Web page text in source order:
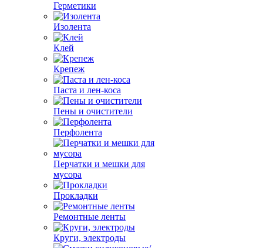
Герметики
Изолента
Клей
Крепеж
Паста и лен-коса
Пены и очистители
Перфолента
Перчатки и мешки для
мусора
Прокладки
Ремонтные ленты
Круги, электроды